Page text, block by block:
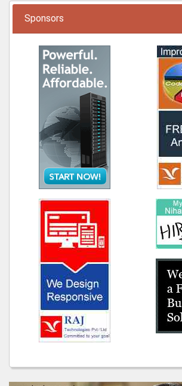
Sponsors